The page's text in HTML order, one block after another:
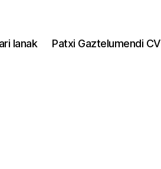
lanak Patxi Gaztelumendi CV